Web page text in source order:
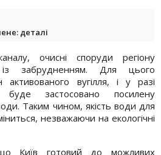
деталі
очисні споруди регіону
забрудненням. Для цього
вугілля, і у разі
буде застосовано посилену
Таким чином, якість води для
незважаючи на екологічні
Київ готовий до можливих